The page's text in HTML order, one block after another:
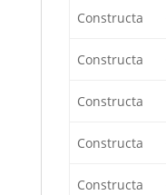
Constructa
Constructa
Constructa
Constructa
Constructa